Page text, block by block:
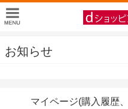
お知らせ
マイページ(購入履歴